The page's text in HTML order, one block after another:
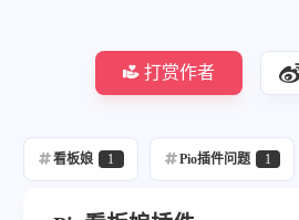
打赏作者
看板娘 1 Pio插件问题 1